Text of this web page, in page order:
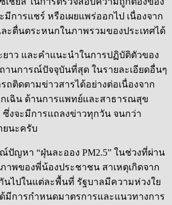
การแชร์ หรือเผยแพร่ออกไป เนื่องจาก
ะตื่นตระหนกในภาพรวมของประเทศได้
ยาว และคำแนะนำในการปฏิบัติตัวของ
นการณ์ปัจจุบันที่สุด ในรายละเอียดอื่นๆ
ติดตามข่าวสารได้อย่างต่อเนื่องจาก
เฉิน ด้านการแพทย์และสาธารณสุข
งจะมีการแถลงข่าวทุกวัน จนกว่า
นะครับ
ญหา “ฝุ่นละออง PM2.5” ในช่วงที่ผ่าน
าพของพี่น้องประชาชน สาเหตุเกิดจาก
นไปในแต่ละพื้นที่ รัฐบาลมีความห่วงใย
มีการกำหนดมาตรการและแนวทางการ